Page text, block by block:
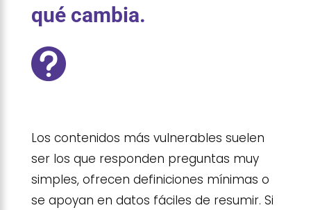
qué cambia.

Los contenidos más vulnerables suelen
ser los que responden preguntas muy
simples, ofrecen definiciones mínimas o
se apoyan en datos fáciles de resumir. Si